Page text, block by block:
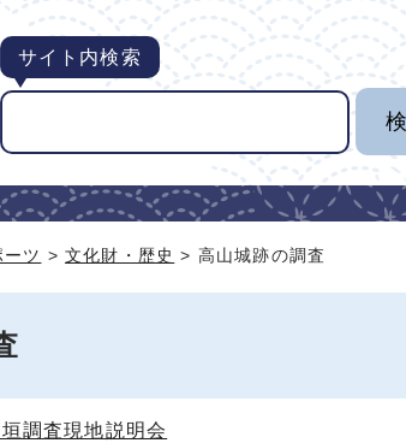
サイト内検索
ツ >文化財・歴史 > 高山城跡の調査
調査現地説明会